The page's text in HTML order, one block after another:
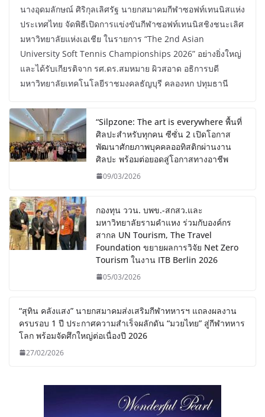
นางอุดมลักษณ์ ศิริกุลเลิศรัฐ นายกสมาคมกีฬาซอฟท์เทนนิสแห่ง
ประเทศไทย จัดพิธีเปิดการแข่งขันกีฬาซอฟท์เทนนิสชิงชนะเลิศ
มหาวิทยาลัยแห่งเอเชีย ในรายการ “The 2nd Asian
University Soft Tennis Championships 2026” อย่างยิ่งใหญ่
และได้รับเกียรติจาก รศ.ดร.สมหมาย ผิวสอาด อธิการบดี
มหาวิทยาลัยเทคโนโลยีราชมงคลธัญบุรี คลองหก ปทุมธานี
“Silpzone: The art is everywhere พื้นที่
ศิลปะสำหรับทุกคน ซีซั่น 2 เปิดโอกาส
พัฒนาศักยภาพบุคคลออทิสติกผ่านงาน
ศิลปะ พร้อมต่อยอดสู่โอกาสทางอาชีพ
09/03/2026
กองทุน ววน. บพข.-สกสว.และ
มหาวิทยาลัยรามคำแหง ร่วมกับองค์กร
สากล UN Tourism, The Travel
Foundation ขยายผลการวิจัย Net Zero
Tourism ในงาน ITB Berlin 2026
05/03/2026
“สุทิน คลังแสง” นายกสมาคมส่งเสริมกีฬาทหารฯ แถลงผลงาน
ครบรอบ 1 ปี ประกาศความสำเร็จผลักดัน “มวยไทย” สู่กีฬาทหาร
โลก พร้อมจัดศึกใหญ่ต่อเนื่องปี 2026
27/02/2026